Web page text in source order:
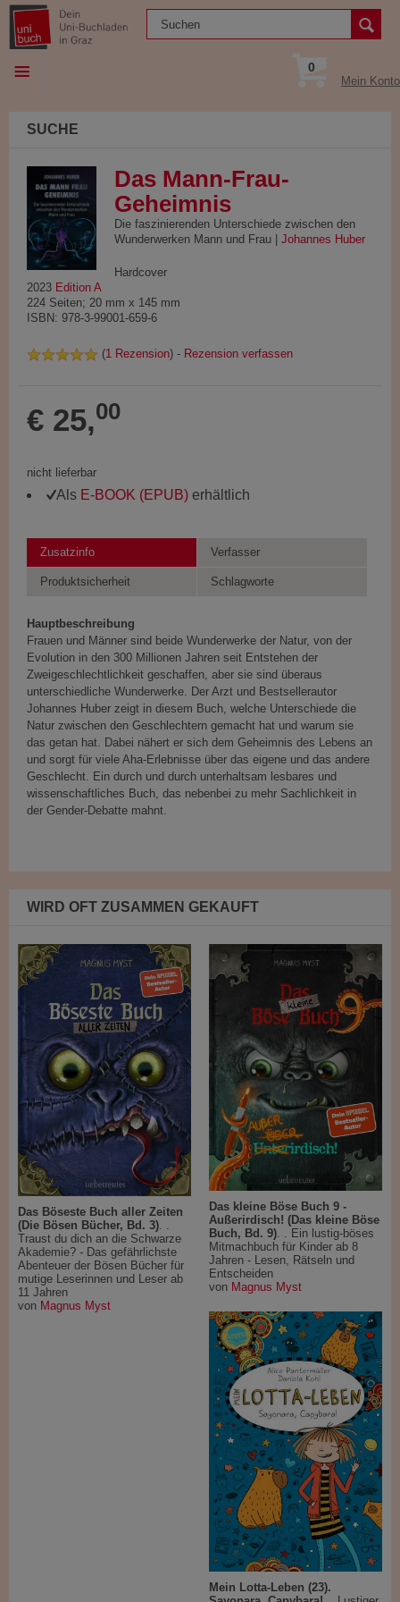
0
Mein Konto
SUCHE
Das Mann-Frau-
Geheimnis
Die faszinierenden Unterschiede zwischen den
Wunderwerken Mann und Frau | Johannes Huber
Hardcover
2023 Edition A
224 Seiten; 20 mm x 145 mm
ISBN: 978-3-99001-659-6
(1 Rezension) - Rezension verfassen
€ 25,00
nicht lieferbar
Als E-BOOK (EPUB) erhältlich
Zusatzinfo Verfasser
Produktsicherheit Schlagworte
Hauptbeschreibung
Frauen und Männer sind beide Wunderwerke der Natur, von der
Evolution in den 300 Millionen Jahren seit Entstehen der
Zweigeschlechtlichkeit geschaffen, aber sie sind überaus
unterschiedliche Wunderwerke. Der Arzt und Bestsellerautor
Johannes Huber zeigt in diesem Buch, welche Unterschiede die
Natur zwischen den Geschlechtern gemacht hat und warum sie
das getan hat. Dabei nähert er sich dem Geheimnis des Lebens an
und sorgt für viele Aha-Erlebnisse über das eigene und das andere
Geschlecht. Ein durch und durch unterhaltsam lesbares und
wissenschaftliches Buch, das nebenbei zu mehr Sachlichkeit in
der Gender-Debatte mahnt.
WIRD OFT ZUSAMMEN GEKAUFT
Das Böseste Buch aller Zeiten
(Die Bösen Bücher, Bd. 3). .
Traust du dich an die Schwarze
Akademie? - Das gefährlichste
Abenteuer der Bösen Bücher für
mutige Leserinnen und Leser ab
11 Jahren
von Magnus Myst
Das kleine Böse Buch 9 -
Außerirdisch! (Das kleine Böse
Buch, Bd. 9) . . Ein lustig-böses
Mitmachbuch für Kinder ab 8
Jahren - Lesen, Rätseln und
Entscheiden
von Magnus Myst
Mein Lotta-Leben (23).